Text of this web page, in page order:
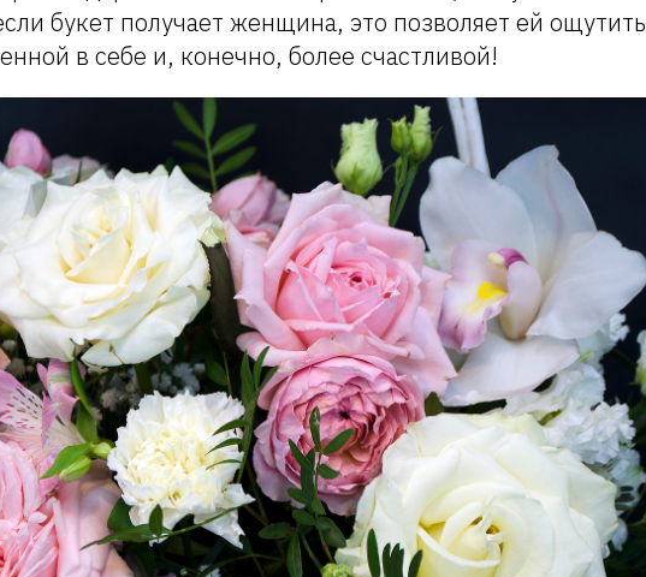
букет получает женщина, это позволяет ей ощутить
в себе и, конечно, более счастливой!